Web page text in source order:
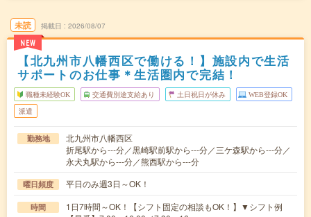
未読
NEW
掲載日 2026/08/07
【北九州市八幡西区で働ける！】施設内で生活
サポートのお仕事＊生活圏内で完結！
職種未経験OK 交通費別途支給あり 土日祝日が休み WEB登録OK
派遣
勤務地
北九州市八幡西区
折尾駅から---分／黒崎駅前駅から---分／三ケ森駅から---分／
永犬丸駅から---分／熊西駅から---分
曜日頻度 平日のみ週3日～OK！
時間
1日7時間～OK！【シフト固定の相談もOK！】▼シフト例